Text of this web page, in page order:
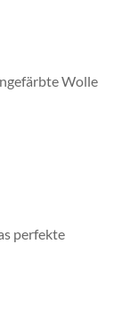
Wolle
perfekte